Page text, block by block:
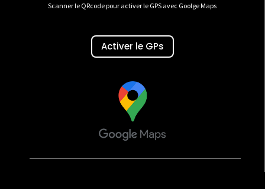
Scanner le QRcode pour activer le GPS avec Goolge Maps
Activer le GPs